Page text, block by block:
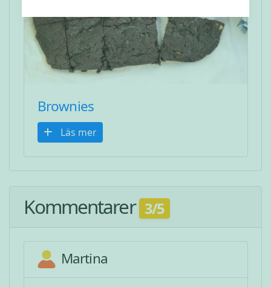
Brownies
Läs mer
Kommentarer 3/5
Martina